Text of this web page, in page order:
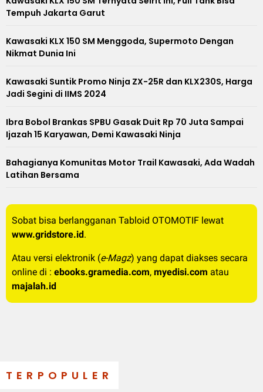
Tempuh Jakarta Garut
Kawasaki KLX 150 SM Menggoda, Supermoto Dengan
Nikmat Dunia Ini
Kawasaki Suntik Promo Ninja ZX-25R dan KLX230S, Harga
Jadi Segini di IIMS 2024
Ibra Bobol Brankas SPBU Gasak Duit Rp 70 Juta Sampai
Ijazah 15 Karyawan, Demi Kawasaki Ninja
Bahagianya Komunitas Motor Trail Kawasaki, Ada Wadah
Latihan Bersama
Sobat bisa berlangganan Tabloid OTOMOTIF lewat
www.gridstore.id.
Atau versi elektronik (e-Magz) yang dapat diakses secara
online di : ebooks.gramedia.com, myedisi.com atau
majalah.id
TERPOPULER